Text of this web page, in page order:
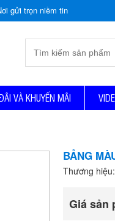
trọn niềm tin
VÀ KHUYẾN MÃI
BẢNG
Thương
Giá sản